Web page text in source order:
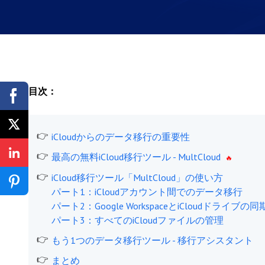
目次：
iCloudからのデータ移行の重要性
最高の無料iCloud移行ツール - MultCloud
iCloud移行ツール「MultCloud」の使い方
パート1：iCloudアカウント間でのデータ移行
パート2：Google WorkspaceとiCloudドライブの同
パート3：すべてのiCloudファイルの管理
もう1つのデータ移行ツール - 移行アシスタント
まとめ